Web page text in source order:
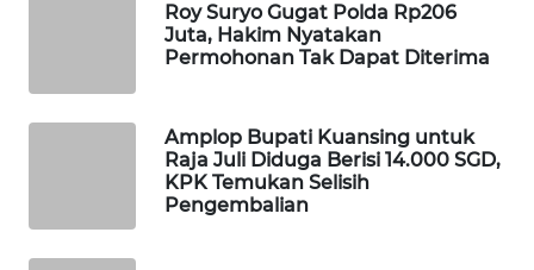
Roy Suryo Gugat Polda Rp206
Juta, Hakim Nyatakan
Permohonan Tak Dapat Diterima
Amplop Bupati Kuansing untuk
Raja Juli Diduga Berisi 14.000 SGD,
KPK Temukan Selisih
Pengembalian
BORNEO
WAHANA